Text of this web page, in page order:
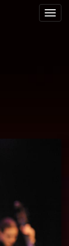
Toggle